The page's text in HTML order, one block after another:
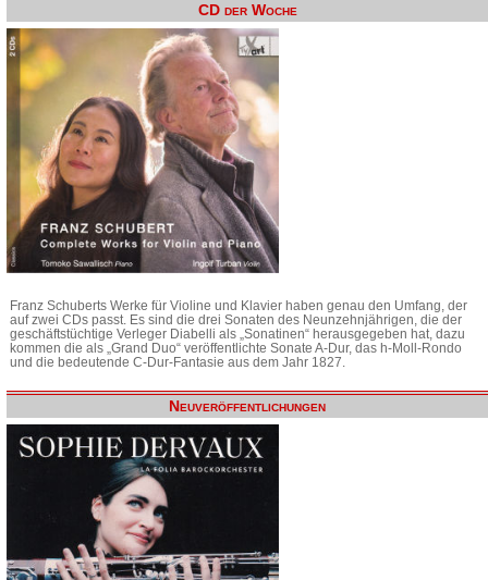
CD der Woche
Franz Schuberts Werke für Violine und Klavier haben genau den Umfang, der
auf zwei CDs passt. Es sind die drei Sonaten des Neunzehnjährigen, die der
geschäftstüchtige Verleger Diabelli als „Sonatinen“ herausgegeben hat, dazu
kommen die als „Grand Duo“ veröffentlichte Sonate A-Dur, das h-Moll-Rondo
und die bedeutende C-Dur-Fantasie aus dem Jahr 1827.
Neuveröffentlichungen